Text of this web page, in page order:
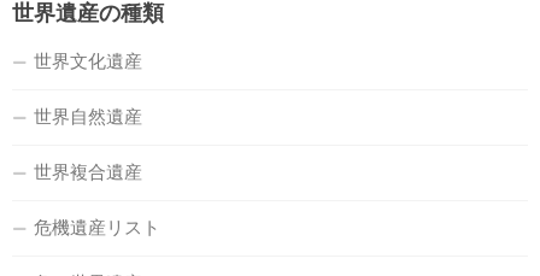
世界遺産の種類
世界文化遺産
世界自然遺産
世界複合遺産
危機遺産リスト